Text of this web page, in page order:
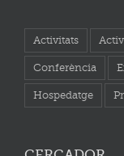
Activitats
Conferència
Hospedatge